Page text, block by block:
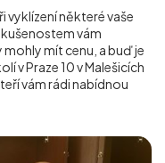
některé vaše
vám
mít cenu, a buď je
v Praze 10 v Malešicích
vám rádi nabídnou